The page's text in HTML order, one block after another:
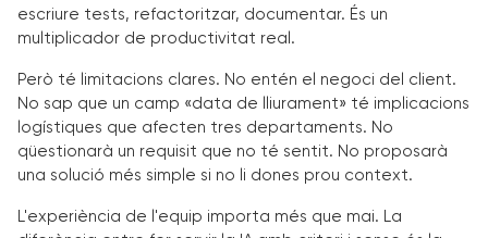
escriure tests, refactoritzar, documentar. És un
multiplicador de productivitat real.
Però té limitacions clares. No entén el negoci del client.
No sap que un camp «data de lliurament» té implicacions
logístiques que afecten tres departaments. No
qüestionarà un requisit que no té sentit. No proposarà
una solució més simple si no li dones prou context.
L'experiència de l'equip importa més que mai. La